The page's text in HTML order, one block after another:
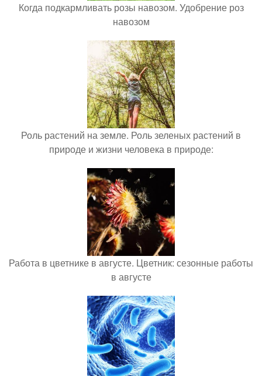
Когда подкармливать розы навозом. Удобрение роз
навозом
Роль растений на земле. Роль зеленых растений в
природе и жизни человека в природе:
Работа в цветнике в августе. Цветник: сезонные работы
в августе